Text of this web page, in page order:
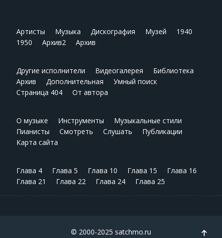
Артисты Музыка Дискография Музей
1940
1950
Архив2 Архив
Другие исполнители Видеогалерея
Библиотека
Архив
Дополнительная
Умный поиск
Страница 404
От автора
О музыке Инструменты
Музыкальные стили
Пианисты
Смотреть Слушать
Публикации
Карта сайта
Глава 4 Глава 5 Глава 10 Глава 15
Глава 16
Глава 21
Глава 22 Глава 24 Глава 25
© 2000-2025 satchmo.ru